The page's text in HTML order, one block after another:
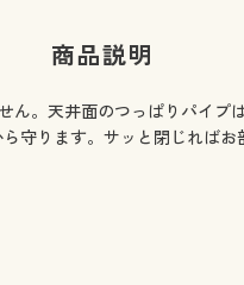
商品説明
。天井面のつっぱりパイ
ります。サッと閉じれば